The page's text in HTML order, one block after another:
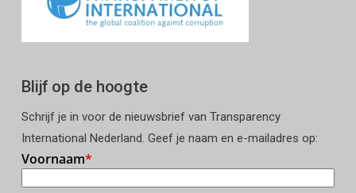
Blijf op de hoogte
Schrijf je in voor de nieuwsbrief van Transparency
International Nederland. Geef je naam en e-mailadres op: